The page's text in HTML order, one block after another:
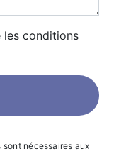
les conditions
nécessaires aux